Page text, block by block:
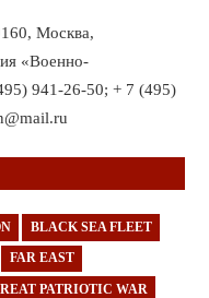
Москва,
«Военно-
941-26-50; + 7 (495)
BLACK SEA FLEET
FAR EAST
PATRIOTIC WAR